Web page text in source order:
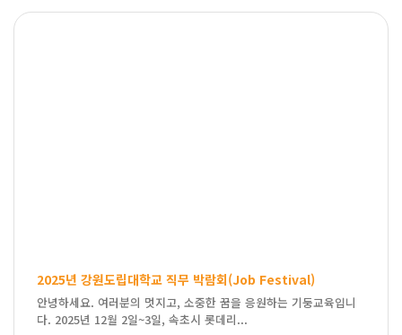
2025년 강원도립대학교 직무 박람회(Job Festival)
안녕하세요. 여러분의 멋지고, 소중한 꿈을 응원하는 기둥교육입니
다. 2025년 12월 2일~3일, 속초시 롯데리...